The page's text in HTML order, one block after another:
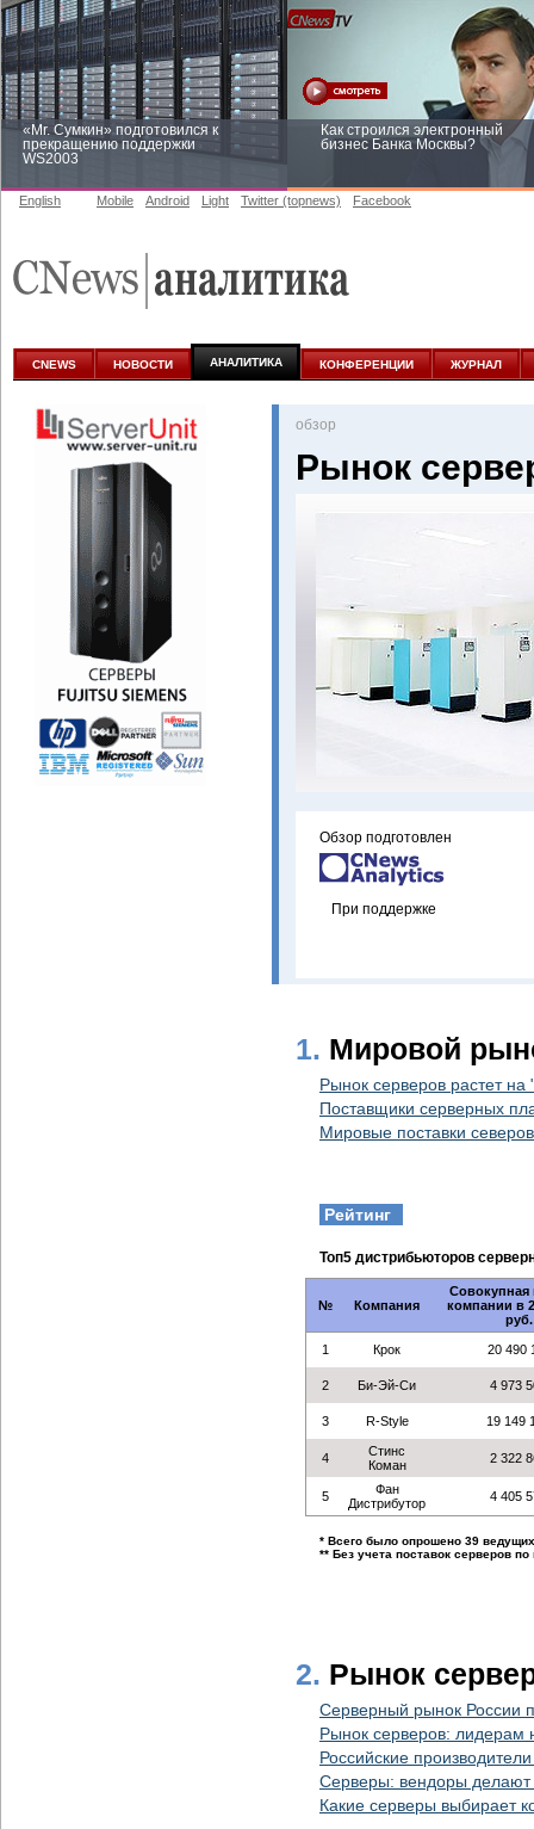
«Mr. Сумкин» подготовился к
прекращению поддержки
WS2003
Как строился электронный
бизнес Банка Москвы?
аналитике
English Mobile Android Light Twitter (topnews) Facebook
CNEWS НОВОСТИ АНАЛИТИКА КОНФЕРЕНЦИИ ЖУРНАЛ
oбзор
Рынок
Обзор подготовлен
При поддержке
1. Мировой
Рынок серверов растет на
Поставщики серверных
Мировые поставки
Рейтинг
Топ5 дистрибьюторов
№ Компания
Совокупная
компании в
руб.
1 Крок 20 490
2 Би-Эй-Си 4 973
3 R-Style 19 149
4
Стинс
Коман
2 322
5
Фан
Дистрибутор
4 405
* Всего было опрошено 39
** Без учета поставок серверов по
2. Рынок
Серверный рынок России
Рынок серверов: лидерам
Российские
Серверы: вендоры
Какие серверы выбирает